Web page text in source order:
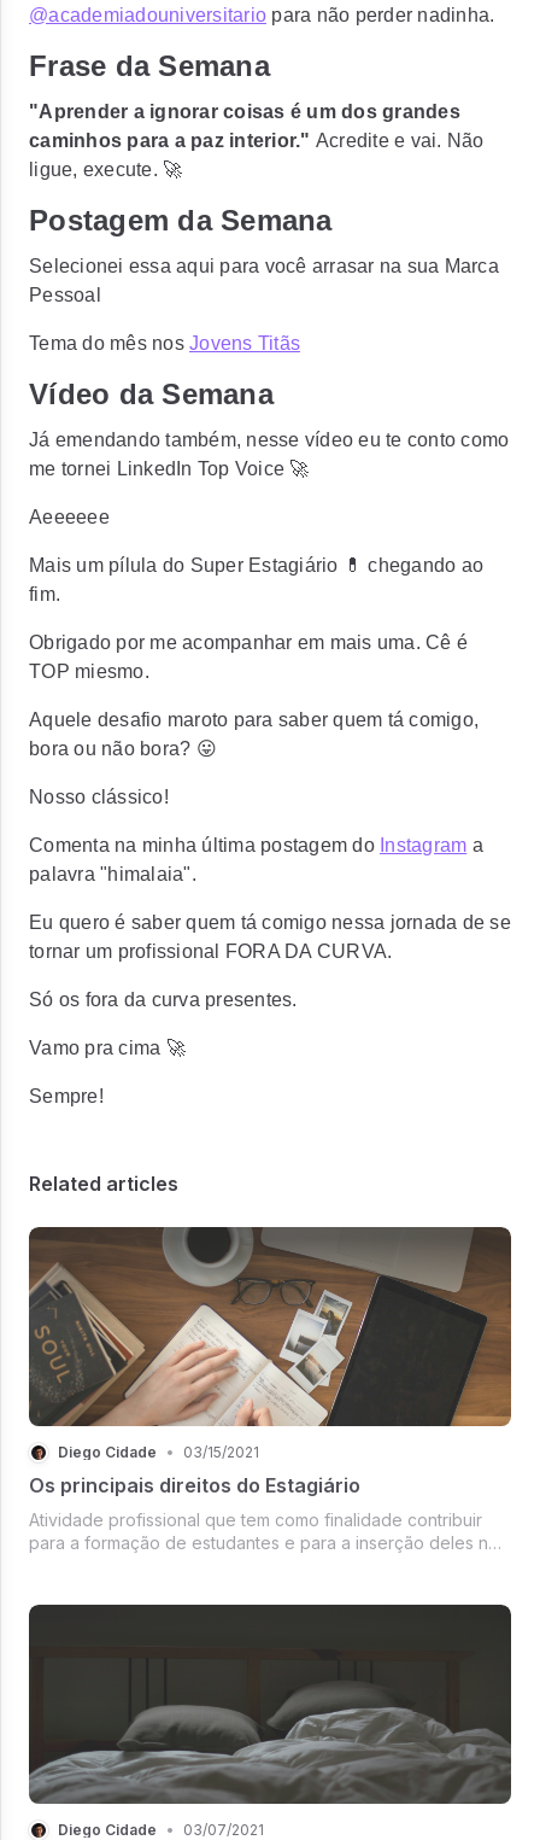
@academiadouniversitario para não perder nadinha.
Frase da Semana
"Aprender a ignorar coisas é um dos grandes
caminhos para a paz interior." Acredite e vai. Não
ligue, execute. 🚀
Postagem da Semana
Selecionei essa aqui para você arrasar na sua Marca
Pessoal
Tema do mês nos Jovens Titãs
Vídeo da Semana
Já emendando também, nesse vídeo eu te conto como
me tornei LinkedIn Top Voice 🚀
Aeeeeee
Mais um pílula do Super Estagiário 💊 chegando ao
fim.
Obrigado por me acompanhar em mais uma. Cê é
TOP miesmo.
Aquele desafio maroto para saber quem tá comigo,
bora ou não bora? 😛
Nosso clássico!
Comenta na minha última postagem do Instagram a
palavra "himalaia".
Eu quero é saber quem tá comigo nessa jornada de se
tornar um profissional
FORA DA CURVA.
Só os fora da curva presentes.
Vamo pra cima 🚀
Sempre!
Related articles
Diego Cidade • 03/15/2021
Os principais direitos do Estagiário
Atividade profissional que tem como finalidade contribuir
para a formação de estudantes e para a inserção deles no
Diego Cidade • 03/07/2021